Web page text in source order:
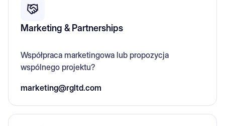
Marketing & Partnerships
Współpraca marketingowa lub propozycja
wspólnego projektu?
marketing@rgltd.com